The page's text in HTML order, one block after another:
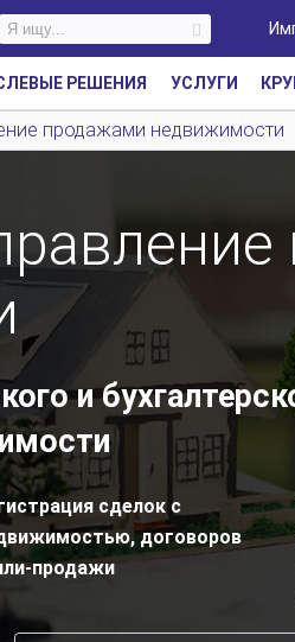
РЕШЕНИЯ УСЛУГИ
продажами недвижимости
и
сделок с
договоров
продажи